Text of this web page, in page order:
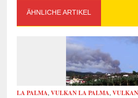
ÄHNLICHE ARTIKEL
LA PALMA,VULKAN LA PALMA,